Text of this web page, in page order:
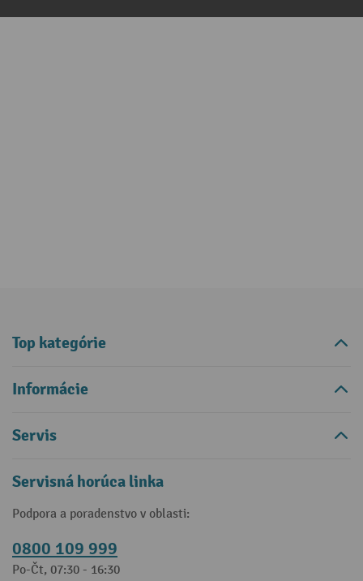
Top kategórie
Informácie
Servis
Servisná horúca linka
Podpora a poradenstvo v oblasti:
0800 109 999
Po-Čt, 07:30 - 16:30